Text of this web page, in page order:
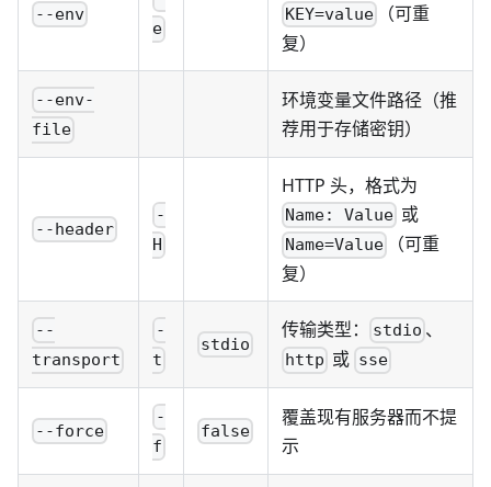
--env
e
KEY=value
（可重
复）
--env-
file
环境变量文件路径（推
荐用于存储密钥）
--header
-
H
HTTP 头，格式为
Name: Value 或
Name=Value
（可重
复）
--
transport
-
t
stdio
传输类型： stdio 、
http 或 sse
--force
-
f
false
覆盖现有服务器而不提
示